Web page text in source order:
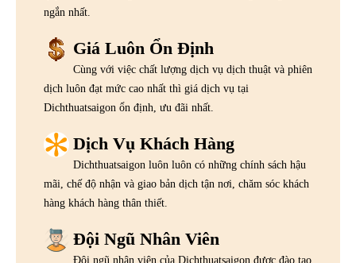
ngắn nhất.
Giá Luôn Ổn Định
Cùng với việc chất lượng dịch vụ dịch thuật và phiên
dịch luôn đạt mức cao nhất thì giá dịch vụ tại
Dichthuatsaigon ổn định, ưu đãi nhất.
Dịch Vụ Khách Hàng
Dichthuatsaigon luôn luôn có những chính sách hậu
mãi, chế độ nhận và giao bản dịch tận nơi, chăm sóc khách
hàng khách hàng thân thiết.
Đội Ngũ Nhân Viên
Đội ngũ nhân viên của Dichthuatsaigon được đào tạo